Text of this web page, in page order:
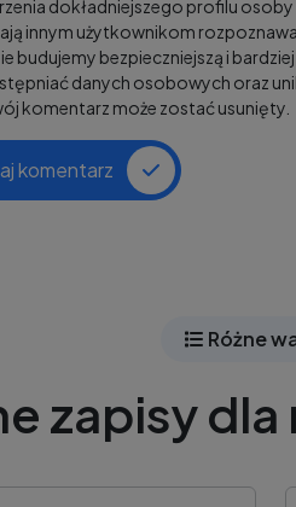
dokładniejszego profilu
innym użytkownikom
budujemy bezpieczniejszą i
danych osobowych oraz
komentarz może zostać usunięty.
komentarz
Różne
zapisy dla